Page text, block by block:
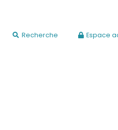
Recherche Espace